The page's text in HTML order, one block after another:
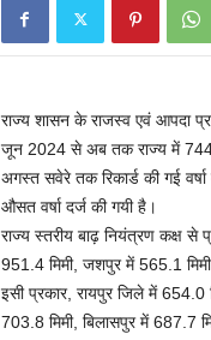
राज्य शासन के राजस्व एवं आपदा
जून 2024 से अब तक राज्य में
अगस्त सवेरे तक रिकार्ड की गई
औसत वर्षा दर्ज की गयी है।
राज्य स्तरीय बाढ़ नियंत्रण कक्ष
951.4 मिमी, जशपुर में 565.1
इसी प्रकार, रायपुर जिले में 654.0
703.8 मिमी, बिलासपुर में 687.7